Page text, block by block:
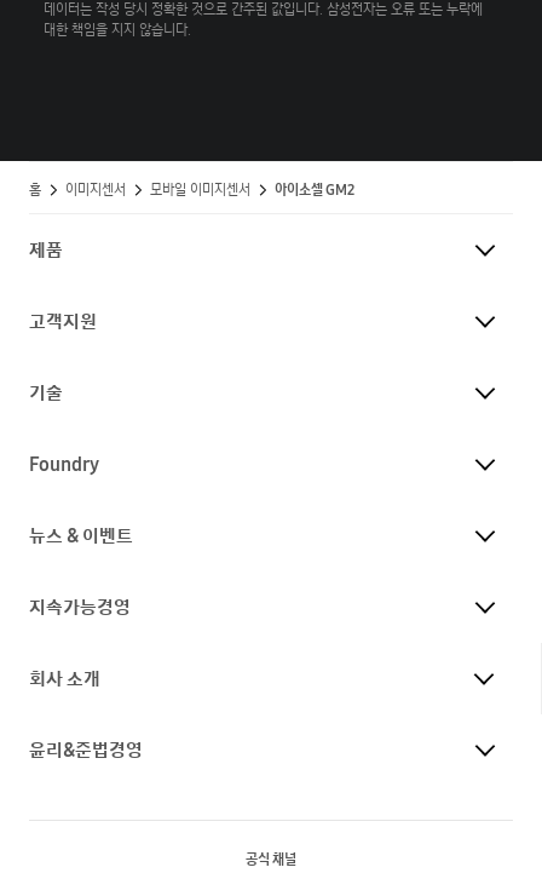
데이터는 작성 당시 정확한 것으로 간주된 값입니다. 삼성전자는 오류 또는 누락에
대한 책임을 지지 않습니다.
홈 이미지센서 모바일 이미지센서 아이소셀 GM2
제품
고객지원
기술
Foundry
뉴스 & 이벤트
지속가능경영
회사 소개
윤리&준법경영
공식 채널